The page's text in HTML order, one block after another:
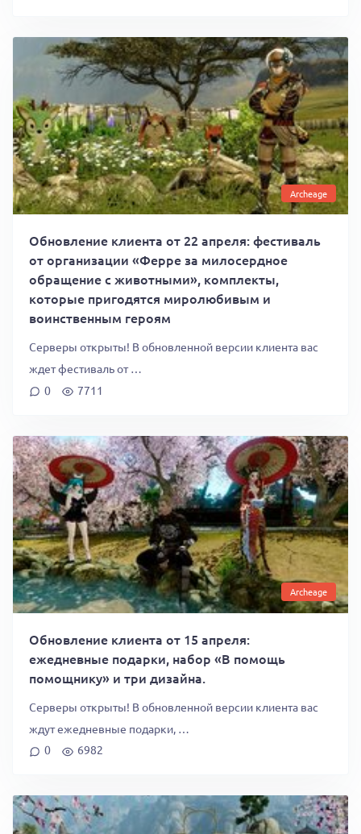
Archeage
Обновление клиента от 22 апреля: фестиваль
от организации «Ферре за милосердное
обращение с животными», комплекты,
которые пригодятся миролюбивым и
воинственным героям
Серверы открыты! В обновленной версии клиента вас
ждет фестиваль от …
0
7711
Archeage
Обновление клиента от 15 апреля:
ежедневные подарки, набор «В помощь
помощнику» и три дизайна.
Серверы открыты! В обновленной версии клиента вас
ждут ежедневные подарки, …
0
6982